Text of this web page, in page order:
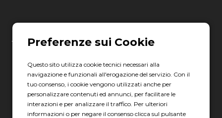
LATINA
Via Torre la Felce, 41/bis
04010 Latina LT
Scopri gli orari
Questo sito utilizza cookie tecnici necessari alla
navigazione e funzionali all'erogazione del servizio. Con il
tuo consenso, i cookie vengono utilizzati anche per
personalizzare contenuti ed annunci, per facilitare le
interazioni e per analizzare il traffico. Per ulteriori
informazioni o per negare il consenso clicca sul pulsante